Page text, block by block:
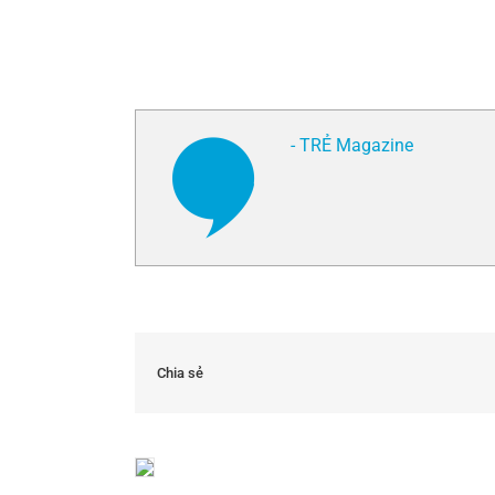
- TRẺ Magazine
Chia sẻ